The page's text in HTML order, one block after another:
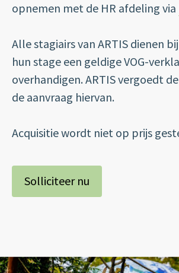
opnemen met de HR afdeling via
Alle stagiairs van ARTIS dienen
hun stage een geldige VOG-
overhandigen. ARTIS vergoedt
de aanvraag hiervan.
Acquisitie wordt niet op prijs
Solliciteer nu